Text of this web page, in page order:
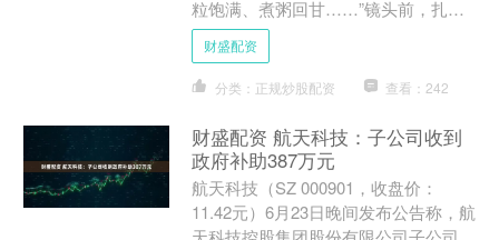
粒饱满、煮粥回甘……”镜头前，扎着
马尾辫的年轻姑娘娴熟地介绍着农产
品，身后的彩虹墙绘在阳....
财盛配资
分类：正规炒股配资 查看：242
财盛配资 航天科技：子公司收到
政府补助387万元
航天科技（SZ 000901，收盘价：
11.42元）6月23日晚间发布公告称，航